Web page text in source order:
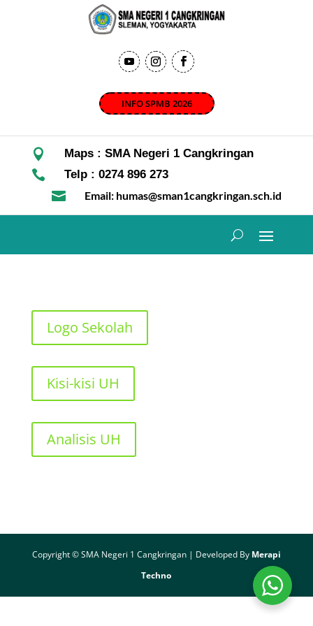
INFO SPMB 2026
 Maps : SMA Negeri 1 Cangkringan
 Telp : 0274 896 273
 Email: humas@sman1cangkringan.sch.id
Logo Sekolah
Kisi-kisi UH
Analisis UH
Copyright © SMA Negeri 1 Cangkringan | Developed By Merapi
Techno